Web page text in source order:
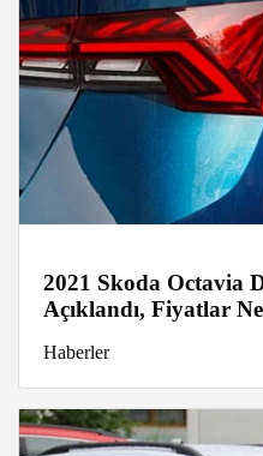
2021 Skoda Octavia
Açıklandı, Fiyatlar
Haberler